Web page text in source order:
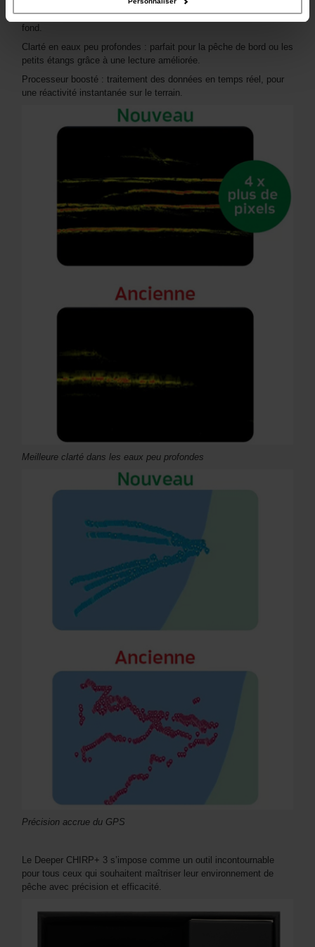
Nouveauté 3D : passez de la simple carte à une vue immersive du
fond.
Clarté en eaux peu profondes : parfait pour la pêche de bord ou les
petits étangs grâce à une lecture améliorée.
Processeur boosté : traitement des données en temps réel, pour
une réactivité instantanée sur le terrain.
Meilleure clarté dans les eaux peu profondes
Précision accrue du GPS
Le Deeper CHIRP+ 3 s’impose comme un outil incontournable
pour tous ceux qui souhaitent maîtriser leur environnement de
pêche avec précision et efficacité.